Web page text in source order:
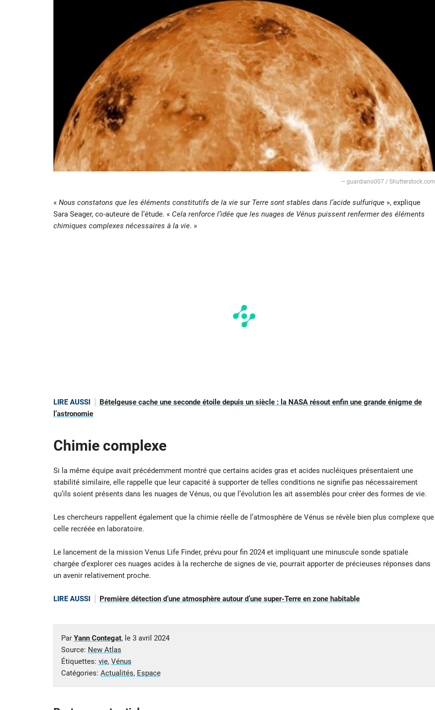
— guardiano007 / Shutterstock.com
« Nous constatons que les éléments constitutifs de la vie sur Terre sont stables dans l’acide sulfurique», explique
Sara Seager, co-auteure de l’étude. « Cela renforce l’idée que les nuages de Vénus puissent renfermer des éléments
chimiques complexes nécessaires à la vie. »
LIRE AUSSI
Bételgeuse cache une seconde étoile depuis un siècle : la NASA résout enfin une grande énigme de
l’astronomie
Chimie complexe
Si la même équipe avait précédemment montré que certains acides gras et acides nucléiques présentaient une
stabilité similaire, elle rappelle que leur capacité à supporter de telles conditions ne signifie pas nécessairement
qu’ils soient présents dans les nuages de Vénus, ou que l’évolution les ait assemblés pour créer des formes de vie.
Les chercheurs rappellent également que la chimie réelle de l’atmosphère de Vénus se révèle bien plus complexe que
celle recréée en laboratoire.
Le lancement de la mission Venus Life Finder, prévu pour fin 2024 et impliquant une minuscule sonde spatiale
chargée d’explorer ces nuages acides à la recherche de signes de vie, pourrait apporter de précieuses réponses dans
un avenir relativement proche.
LIRE AUSSI Première détection d’une atmosphère autour d’une super-Terre en zone habitable
Par Yann Contegat, le 3 avril 2024
Source: New Atlas
Étiquettes: vie, Vénus
Catégories: Actualités, Espace